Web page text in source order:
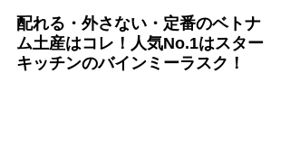
配れる・外さない・定番のベトナ
ム土産はコレ！人気No.1はスター
キッチンのバインミーラスク！